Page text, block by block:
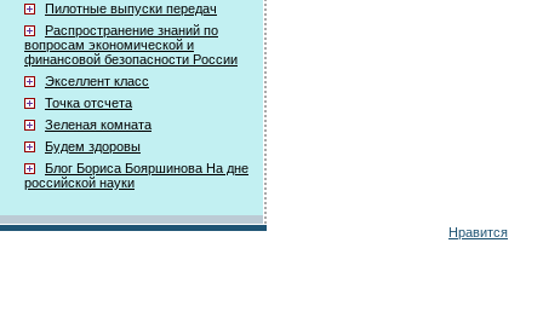
Пилотные выпуски передач
Распространение знаний по
вопросам экономической и
финансовой безопасности России
Экселлент класс
Точка отсчета
Зеленая комната
Будем здоровы
Блог Бориса Бояршинова На дне
российской науки
Нравится